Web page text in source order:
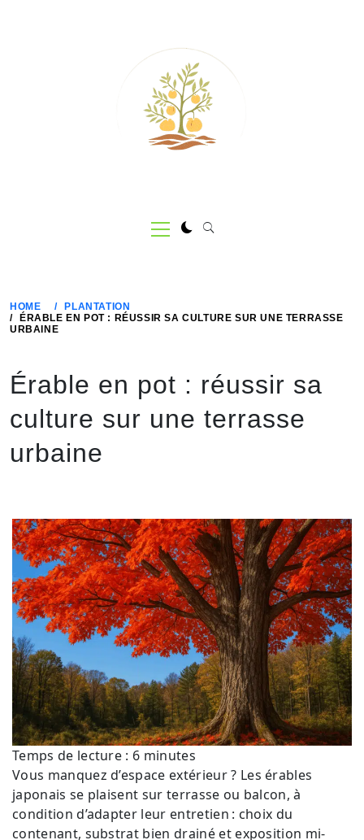
Primary
Menu
HOME
PLANTATION
ÉRABLE EN POT : RÉUSSIR SA CULTURE SUR UNE TERRASSE
URBAINE
Érable en pot : réussir sa
culture sur une terrasse
urbaine
Temps de lecture : 6 minutes
Vous manquez d’espace extérieur ? Les érables
japonais se plaisent sur terrasse ou balcon, à
condition d’adapter leur entretien : choix du
contenant, substrat bien drainé et exposition mi-